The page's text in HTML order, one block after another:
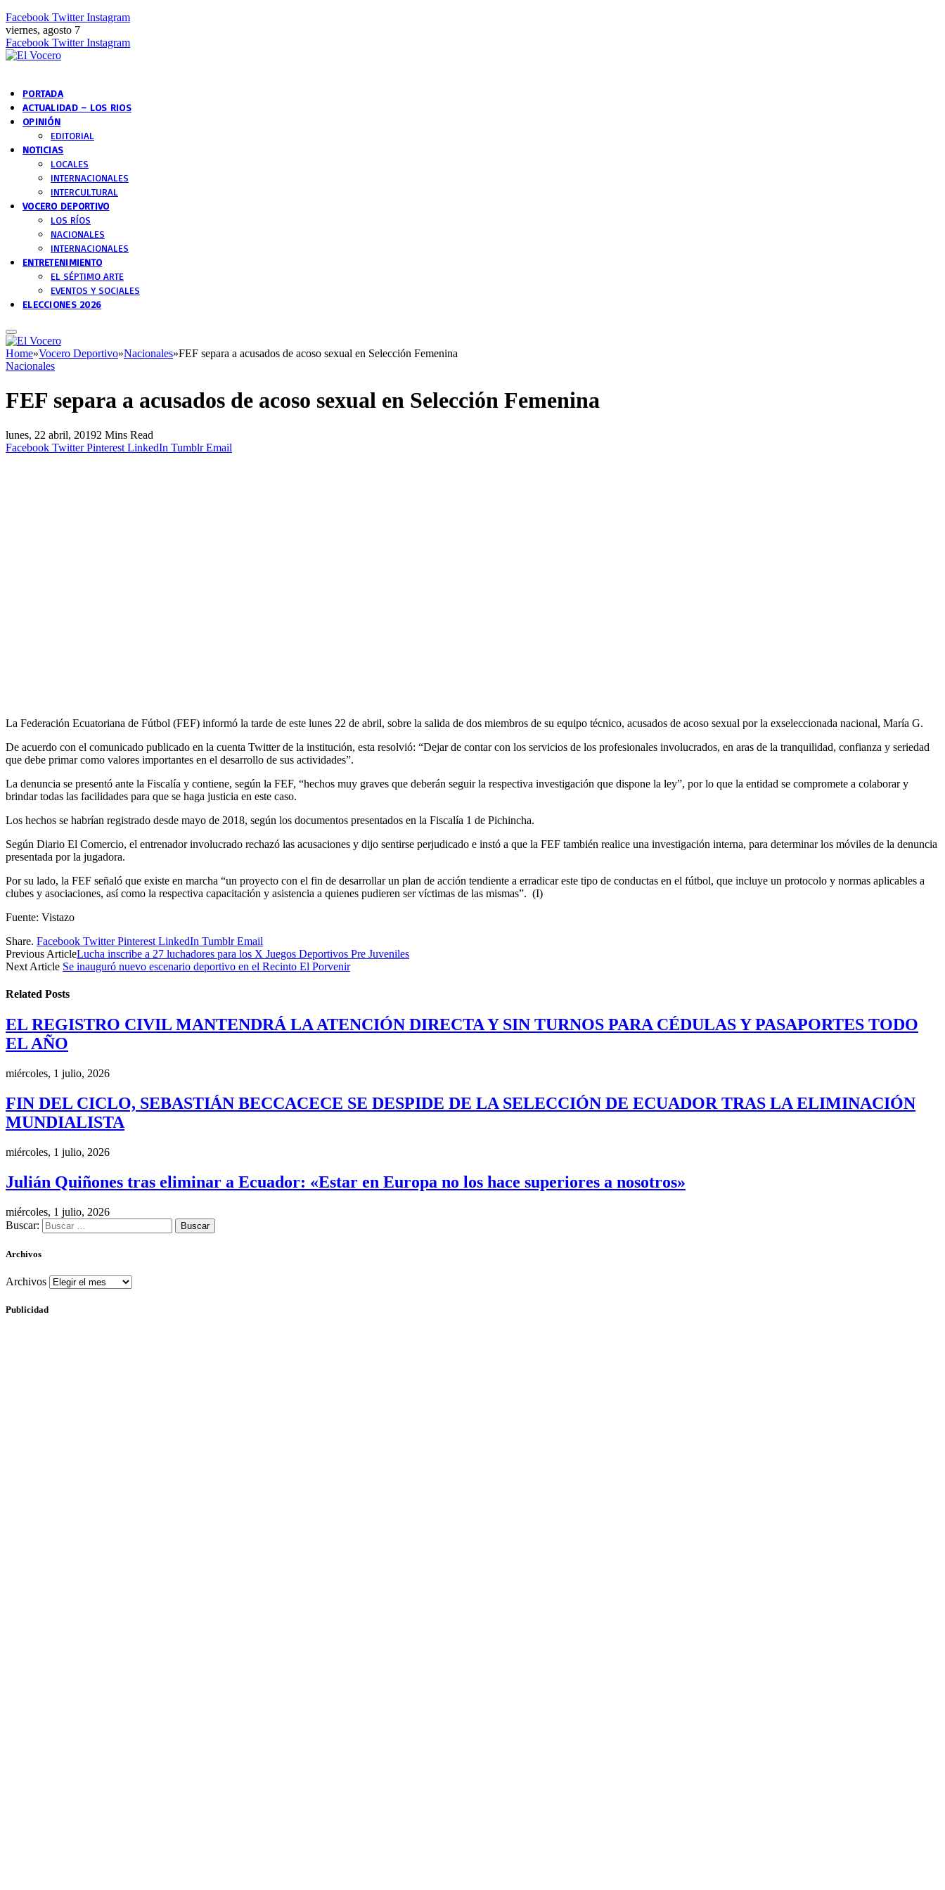
Facebook Twitter Instagram
viernes, agosto 7
Facebook Twitter Instagram
PORTADA
ACTUALIDAD – LOS RIOS
OPINIÓN
EDITORIAL
NOTICIAS
LOCALES
INTERNACIONALES
INTERCULTURAL
VOCERO DEPORTIVO
LOS RÍOS
NACIONALES
INTERNACIONALES
ENTRETENIMIENTO
EL SÉPTIMO ARTE
EVENTOS Y SOCIALES
ELECCIONES 2026
Home»Vocero Deportivo»Nacionales»FEF separa a acusados de acoso sexual en Selección Femenina
Nacionales
FEF separa a acusados de acoso sexual en Selección Femenina
lunes, 22 abril, 20192 Mins Read
Facebook Twitter Pinterest LinkedIn Tumblr Email
La Federación Ecuatoriana de Fútbol (FEF) informó la tarde de este lunes 22 de abril, sobre la salida de dos miembros de su equipo técnico, acusados de acoso sexual por la exseleccionada nacional, María G.
De acuerdo con el comunicado publicado en la cuenta Twitter de la institución, esta resolvió: “Dejar de contar con los servicios de los profesionales involucrados, en aras de la tranquilidad, confianza y seriedad
que debe primar como valores importantes en el desarrollo de sus actividades”.
La denuncia se presentó ante la Fiscalía y contiene, según la FEF, “hechos muy graves que deberán seguir la respectiva investigación que dispone la ley”, por lo que la entidad se compromete a colaborar y
brindar todas las facilidades para que se haga justicia en este caso.
Los hechos se habrían registrado desde mayo de 2018, según los documentos presentados en la Fiscalía 1 de Pichincha.
Según Diario El Comercio, el entrenador involucrado rechazó las acusaciones y dijo sentirse perjudicado e instó a que la FEF también realice una investigación interna, para determinar los móviles de la denuncia
presentada por la jugadora.
Por su lado, la FEF señaló que existe en marcha “un proyecto con el fin de desarrollar un plan de acción tendiente a erradicar este tipo de conductas en el fútbol, que incluye un protocolo y normas aplicables a
clubes y asociaciones, así como la respectiva capacitación y asistencia a quienes pudieren ser víctimas de las mismas”. (I)
Fuente: Vistazo
Share. Facebook Twitter Pinterest LinkedIn Tumblr Email
Previous ArticleLucha inscribe a 27 luchadores para los X Juegos Deportivos Pre Juveniles
Next Article Se inauguró nuevo escenario deportivo en el Recinto El Porvenir
Related Posts
EL REGISTRO CIVIL MANTENDRÁ LA ATENCIÓN DIRECTA Y SIN TURNOS PARA CÉDULAS Y PASAPORTES TODO
EL AÑO
miércoles, 1 julio, 2026
FIN DEL CICLO, SEBASTIÁN BECCACECE SE DESPIDE DE LA SELECCIÓN DE ECUADOR TRAS LA ELIMINACIÓN
MUNDIALISTA
miércoles, 1 julio, 2026
Julián Quiñones tras eliminar a Ecuador: «Estar en Europa no los hace superiores a nosotros»
miércoles, 1 julio, 2026
Buscar:
Archivos
Archivos
Publicidad